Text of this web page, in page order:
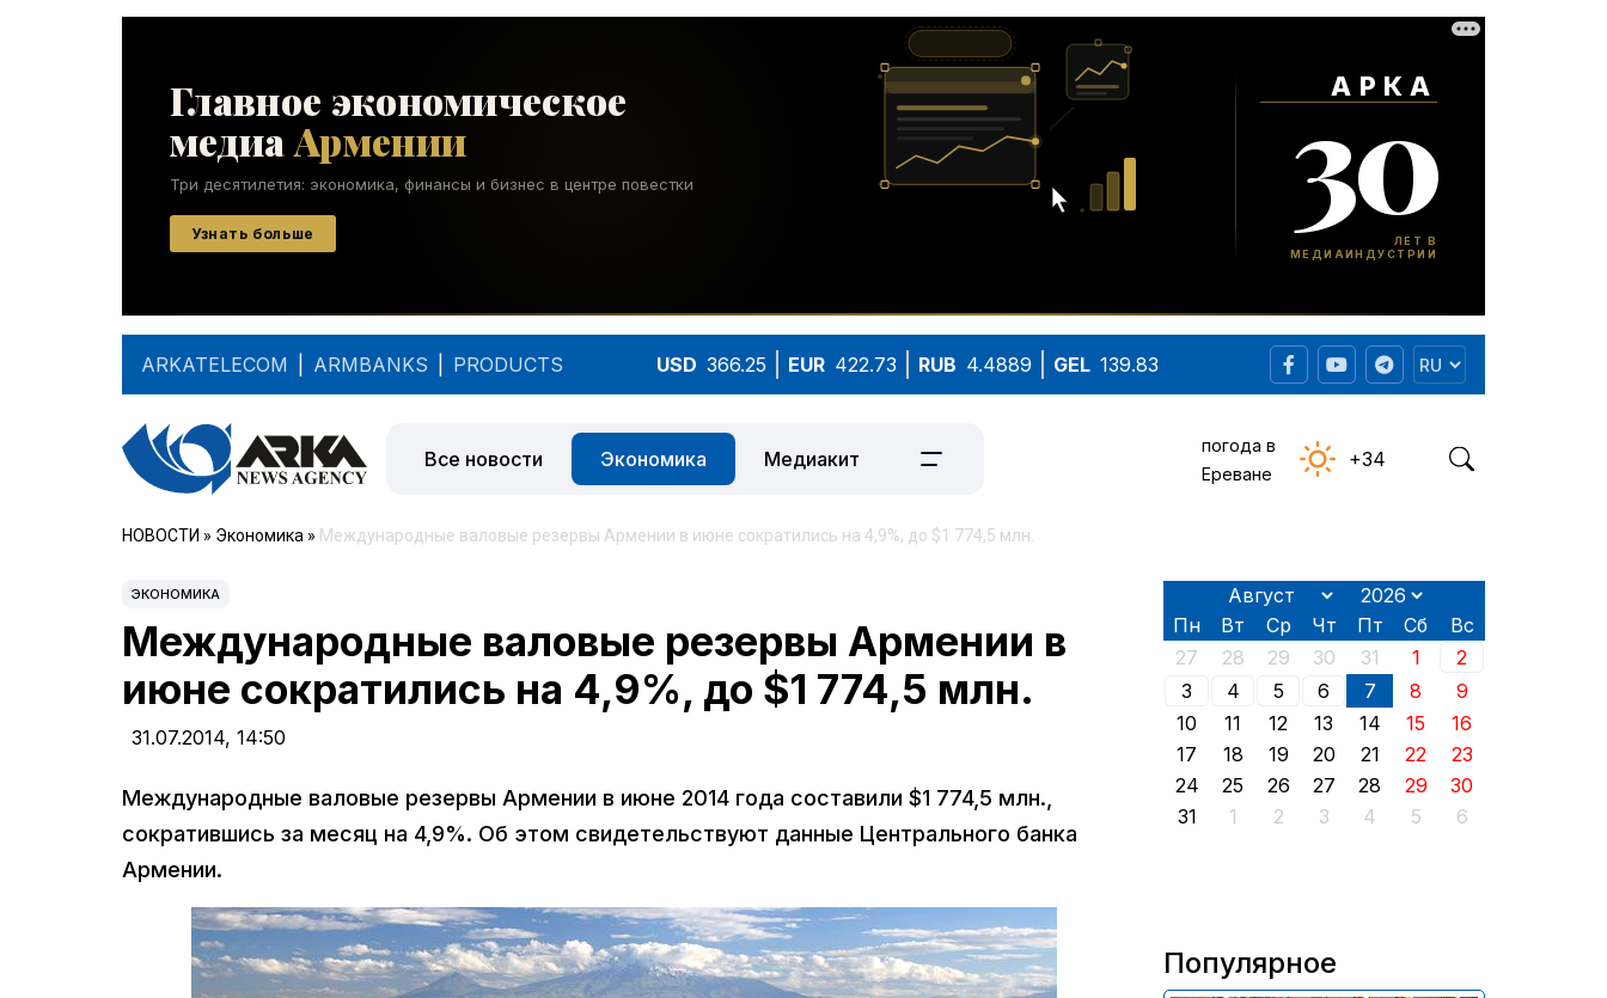
ARKATELECOM ARMBANKS PRODUCTS USD 366.25 EUR 422.73 RUB 4.4889 GEL 139.83
Все новости Экономика Медиакит
погода в
Ереване
+34
НОВОСТИ » Экономика » Международные валовые резервы Армении в июне сократились на 4,9%, до $1 774,5 млн.
ЭКОНОМИКА
Международные валовые резервы Армении в
июне сократились на 4,9%, до $1 774,5 млн.
31.07.2014, 14:50
Международные валовые резервы Армении в июне 2014 года составили $1 774,5 млн.,
сократившись за месяц на 4,9%. Об этом свидетельствуют данные Центрального банка
Армении.
Пн Вт Ср Чт Пт Сб
Вс
27
28 29 30 31 1
2
3
4 5 6 7 8
9
10
11 12 13 14 15
16
17
18 19 20 21 22
23
24
25 26 27 28 29
30
31
1 2 3 4 5 6
Популярное